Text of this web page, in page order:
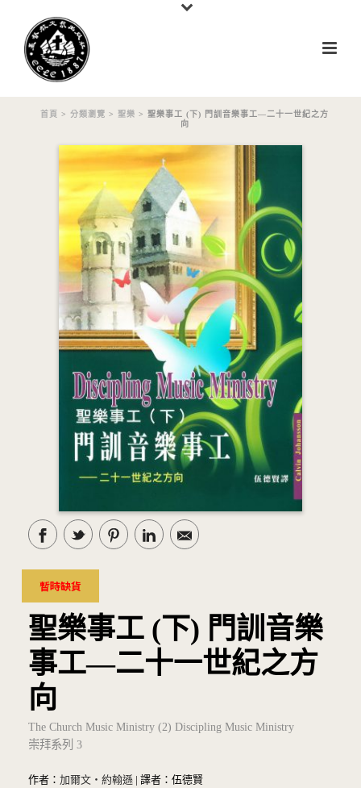
首頁 > 分類瀏覽 > 聖樂 > 聖樂事工 (下) 門訓音樂事工—二十一世紀之方
向
暫時缺貨
聖樂事工 (下) 門訓音樂
事工—二十一世紀之方
向
The Church Music Ministry (2) Discipling Music Ministry
崇拜系列 3
作者： 加爾文‧約翰遜 | 譯者：伍德賢